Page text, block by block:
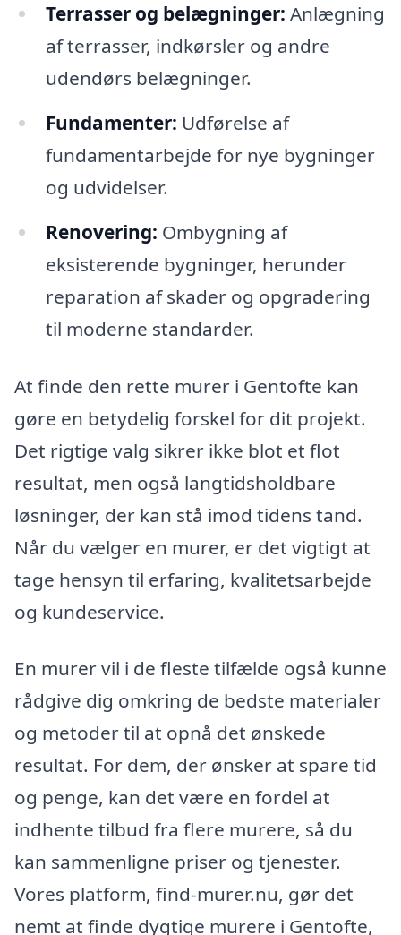
Terrasser og belægninger: Anlægning
af terrasser, indkørsler og andre
udendørs belægninger.
Fundamenter: Udførelse af
fundamentarbejde for nye bygninger
og udvidelser.
Renovering: Ombygning af
eksisterende bygninger, herunder
reparation af skader og opgradering
til moderne standarder.
At finde den rette murer i Gentofte kan
gøre en betydelig forskel for dit projekt.
Det rigtige valg sikrer ikke blot et flot
resultat, men også langtidsholdbare
løsninger, der kan stå imod tidens tand.
Når du vælger en murer, er det vigtigt at
tage hensyn til erfaring, kvalitetsarbejde
og kundeservice.
En murer vil i de fleste tilfælde også kunne
rådgive dig omkring de bedste materialer
og metoder til at opnå det ønskede
resultat. For dem, der ønsker at spare tid
og penge, kan det være en fordel at
indhente tilbud fra flere murere, så du
kan sammenligne priser og tjenester.
Vores platform, find-murer.nu, gør det
nemt at finde dygtige murere i Gentofte,